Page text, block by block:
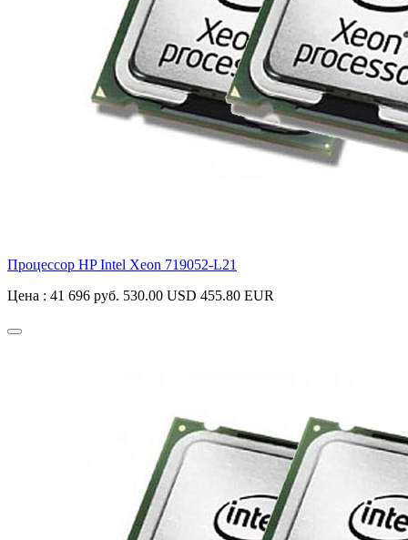
Процессор HP Intel Xeon 719052-L21
Цена : 41 696 руб. 530.00 USD 455.80 EUR